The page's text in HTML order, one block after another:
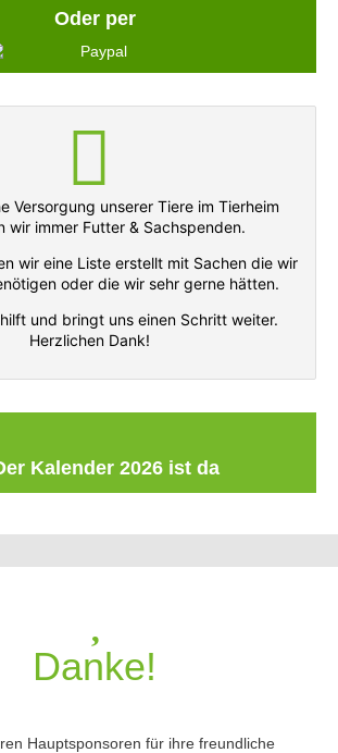
Oder per
Versorgung unserer Tiere im Tierheim
wir immer Futter & Sachspenden.
wir eine Liste erstellt mit Sachen die wir
oder die wir sehr gerne hätten.
und bringt uns einen Schritt weiter.
Herzlichen Dank!
Kalender 2026 ist da
Danke!
Hauptsponsoren für ihre freundliche